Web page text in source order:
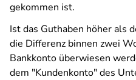
gekommen ist.
Ist das Guthaben höher als
die Differenz binnen zwei
Bankkonto überwiesen
dem "Kundenkonto" des